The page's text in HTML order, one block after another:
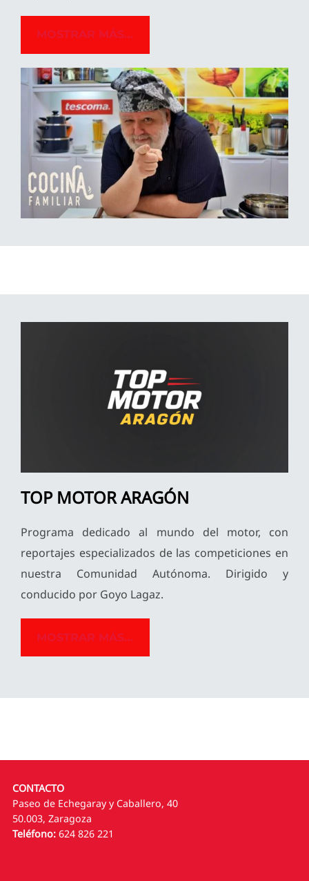
MOSTRAR MÁS…
TOP MOTOR ARAGÓN
Programa dedicado al mundo del motor, con
reportajes especializados de las competiciones en
nuestra Comunidad Autónoma. Dirigido y
conducido por Goyo Lagaz.
MOSTRAR MÁS…
CONTACTO
Paseo de Echegaray y Caballero, 40
50.003, Zaragoza
Teléfono:624 826 221